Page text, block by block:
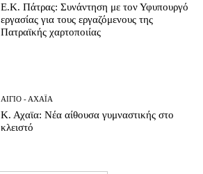
Ε.Κ. Πάτρας: Συνάντηση με τον Υφυπουργό
εργασίας για τους εργαζόμενους της
Πατραϊκής χαρτοποιίας
ΑΊΓΙΟ - ΑΧΑΪ́Α
Κ. Αχαϊα: Νέα αίθουσα γυμναστικής στο
κλειστό